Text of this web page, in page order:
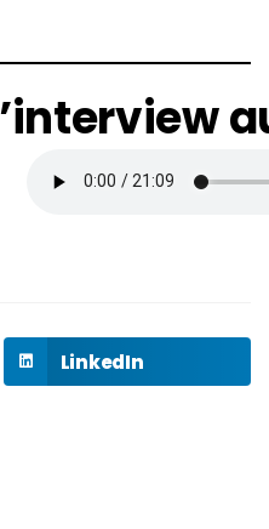
LinkedIn